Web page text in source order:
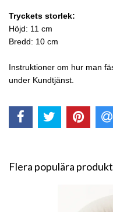
Tryckets storlek:
Höjd: 11 cm
Bredd: 10 cm
Instruktioner om hur man
under Kundtjänst.
Flera populära